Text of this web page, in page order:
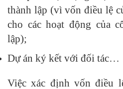
thành lập (vì vốn điều lệ
cho các hoạt động của
lập);
Dự án ký kết với đối tác…
Việc xác định vốn điều